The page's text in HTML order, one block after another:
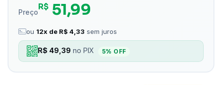
Preço
R$ 51,99
ou 12x de R$ 4,33 sem juros
R$ 49,39 no PIX 5% OFF